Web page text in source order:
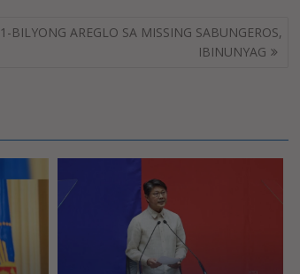
BILYONG AREGLO SA MISSING SABUNGEROS,
IBINUNYAG